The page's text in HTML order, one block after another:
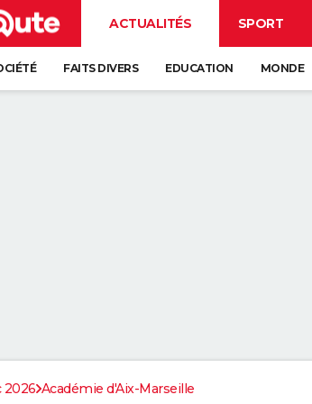
ACTUALITÉS SPORT
FAITS DIVERS EDUCATION MONDE
2026 Académie d'Aix-Marseille